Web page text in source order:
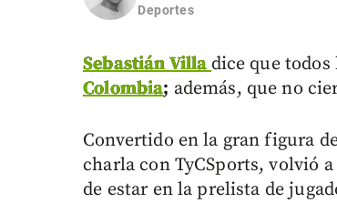
Deportes
Sebastián Villadice que todos
Colombia; además, que no
Convertido en la gran figura
charla con TyCSports, volvió
de estar en la prelista de